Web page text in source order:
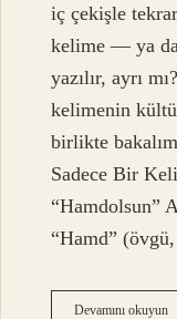
iç çekişle
kelime — ya
yazılır, ayrı
kelimenin
birlikte
Sadece Bir
“Hamdolsun”
“Hamd”
Devamını okuyun